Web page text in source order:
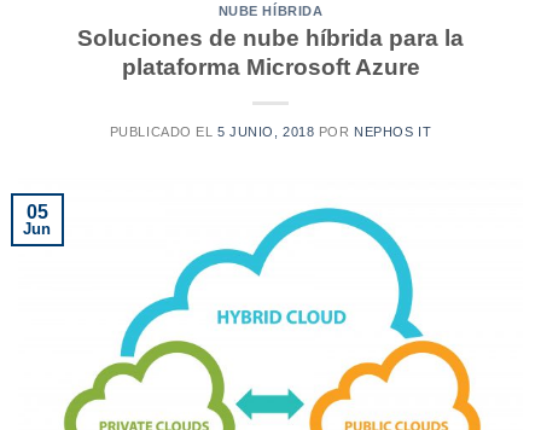
NUBE HÍBRIDA
Soluciones de nube híbrida para la
plataforma Microsoft Azure
PUBLICADO EL5 JUNIO, 2018 POR NEPHOS IT
05
Jun